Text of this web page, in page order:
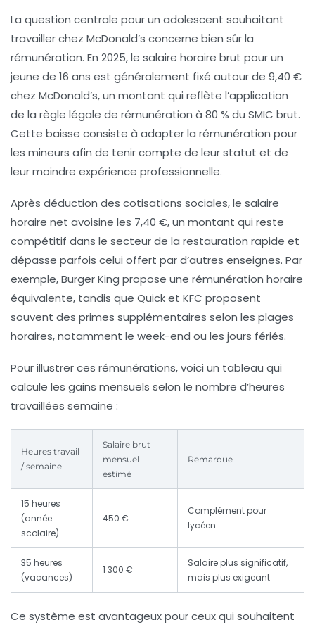
La question centrale pour un adolescent souhaitant
travailler chez McDonald’s concerne bien sûr la
rémunération. En 2025, le salaire horaire brut pour un
jeune de 16 ans est généralement fixé autour de 9,40 €
chez McDonald’s, un montant qui reflète l’application
de la règle légale de rémunération à 80 % du SMIC brut.
Cette baisse consiste à adapter la rémunération pour
les mineurs afin de tenir compte de leur statut et de
leur moindre expérience professionnelle.
Après déduction des cotisations sociales, le salaire
horaire net avoisine les 7,40 €, un montant qui reste
compétitif dans le secteur de la restauration rapide et
dépasse parfois celui offert par d’autres enseignes. Par
exemple, Burger King propose une rémunération horaire
équivalente, tandis que Quick et KFC proposent
souvent des primes supplémentaires selon les plages
horaires, notamment le week-end ou les jours fériés.
Pour illustrer ces rémunérations, voici un tableau qui
calcule les gains mensuels selon le nombre d’heures
travaillées semaine :
Heures travail
/ semaine
Salaire brut
mensuel
estimé
Remarque
15 heures
(année
scolaire)
450 €
Complément pour
lycéen
35 heures
(vacances)
1 300 €
Salaire plus significatif,
mais plus exigeant
Ce système est avantageux pour ceux qui souhaitent